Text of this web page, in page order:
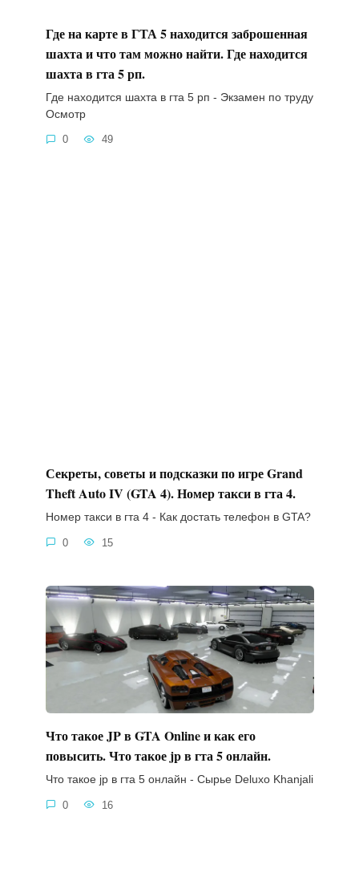
Где на карте в ГТА 5 находится заброшенная
шахта и что там можно найти. Где находится
шахта в гта 5 рп.
Где находится шахта в гта 5 рп - Экзамен по труду
Осмотр
0 49
Секреты, советы и подсказки по игре Grand
Theft Auto IV (GTA 4). Номер такси в гта 4.
Номер такси в гта 4 - Как достать телефон в GTA?
0 15
Что такое JP в GTA Online и как его
повысить. Что такое jp в гта 5 онлайн.
Что такое jp в гта 5 онлайн - Сырье Deluxo Khanjali
0 16